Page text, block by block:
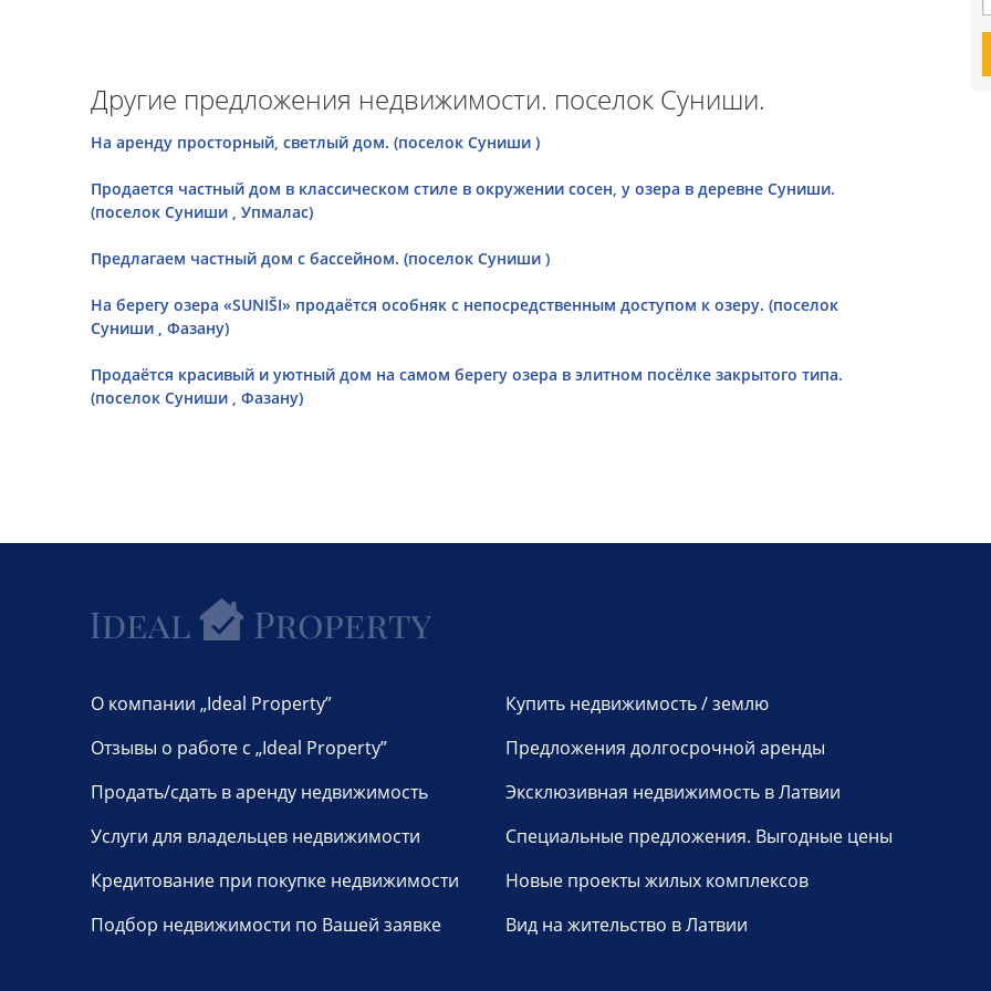
Другие предложения недвижимости. поселок Суниши.
На аренду просторный, светлый дом. (поселок Суниши )
Продается частный дом в классическом стиле в окружении сосен, у озера в деревне Суниши.
(поселок Суниши , Упмалaс)
Предлагаем частный дом с бассейном. (поселок Суниши )
На берегу озера «SUNIŠI» продаётся особняк с непосредственным доступом к озеру. (поселок
Суниши , Фазану)
Продаётся красивый и уютный дом на самом берегу озера в элитном посёлке закрытого типа.
(поселок Суниши , Фазану)
О компании „Ideal Property”
Отзывы о работе с „Ideal Property”
Продать/сдать в аренду недвижимость
Услуги для владельцев недвижимости
Кредитование при покупке недвижимости
Подбор недвижимости по Вашей заявке
Купить недвижимость / землю
Предложения долгосрочной аренды
Эксклюзивная недвижимость в Латвии
Специальные предложения. Выгодные цены
Новые проекты жилых комплексов
Вид на жительство в Латвии